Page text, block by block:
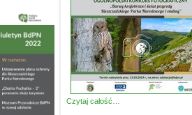
Czytaj całość…